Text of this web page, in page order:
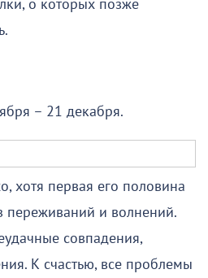
о которых позже
– 21 декабря.
хотя первая его половина
переживаний и волнений.
совпадения,
К счастью, все проблемы